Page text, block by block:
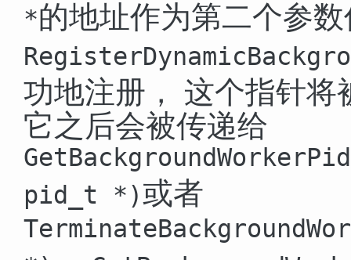
*的地址作为第二个参
功地注册， 这个指针
它之后会被传递给
pid_t *)或者